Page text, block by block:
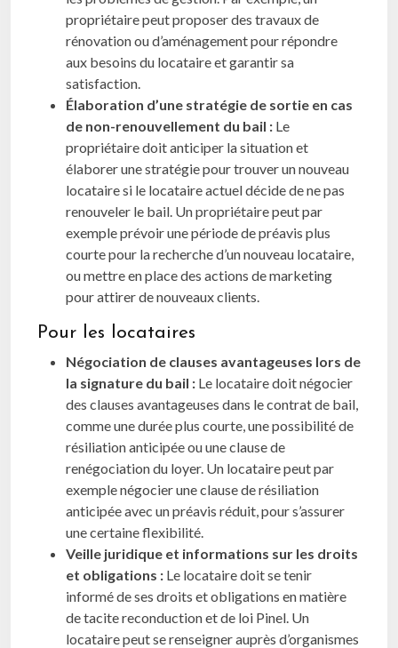
propriétaire peut proposer des travaux de
rénovation ou d’aménagement pour répondre
aux besoins du locataire et garantir sa
satisfaction.
Élaboration d’une stratégie de sortie en cas
de non-renouvellement du bail : Le
propriétaire doit anticiper la situation et
élaborer une stratégie pour trouver un nouveau
locataire si le locataire actuel décide de ne pas
renouveler le bail. Un propriétaire peut par
exemple prévoir une période de préavis plus
courte pour la recherche d’un nouveau locataire,
ou mettre en place des actions de marketing
pour attirer de nouveaux clients.
Pour les locataires
Négociation de clauses avantageuses lors de
la signature du bail : Le locataire doit négocier
des clauses avantageuses dans le contrat de bail,
comme une durée plus courte, une possibilité de
résiliation anticipée ou une clause de
renégociation du loyer. Un locataire peut par
exemple négocier une clause de résiliation
anticipée avec un préavis réduit, pour s’assurer
une certaine flexibilité.
Veille juridique et informations sur les droits
et obligations : Le locataire doit se tenir
informé de ses droits et obligations en matière
de tacite reconduction et de loi Pinel. Un
locataire peut se renseigner auprès d’organismes